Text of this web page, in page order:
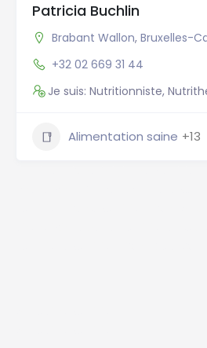
Patricia Buchlin
Brabant Wallon, Bruxelles-
+32 02 669 31 44
Je suis: Nutritionniste,
Alimentation saine +13